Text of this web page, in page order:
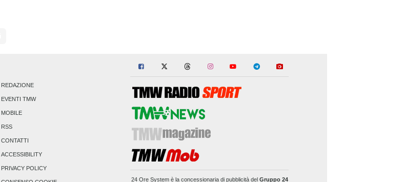
REDAZIONE
EVENTI TMW
MOBILE
RSS
CONTATTI
ACCESSIBILITY
PRIVACY POLICY
24 Ore Systemè la concessionaria di pubblicità del Gruppo 24